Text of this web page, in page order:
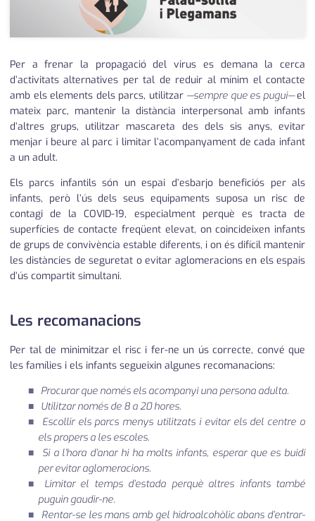
Per a frenar la propagació del virus es demana la cerca
d’activitats alternatives per tal de reduir al mínim el contacte
amb els elements dels parcs, utilitzar —sempre que es pugui—el
mateix parc, mantenir la distància interpersonal amb infants
d’altres grups, utilitzar mascareta des dels sis anys, evitar
menjar i beure al parc i limitar l’acompanyament de cada infant
a un adult.
Els parcs infantils són un espai d’esbarjo beneficiós per als
infants, però l’ús dels seus equipaments suposa un risc de
contagi de la COVID-19, especialment perquè es tracta de
superfícies de contacte freqüent elevat, on coincideixen infants
de grups de convivència estable diferents, i on és difícil mantenir
les distàncies de seguretat o evitar aglomeracions en els espais
d’ús compartit simultani.
Les recomanacions
Per tal de minimitzar el risc i fer-ne un ús correcte, convé que
les famílies i els infants segueixin algunes recomanacions:
Procurar que només els acompanyi una persona adulta.
Utilitzar només de 8 a 20 hores.
Escollir els parcs menys utilitzats i evitar els del centre o
els propers a les escoles.
Si a l’hora d’anar hi ha molts infants, esperar que es buidi
per evitar aglomeracions.
Limitar el temps d’estada perquè altres infants també
puguin gaudir-ne.
Rentar-se les mans amb gel hidroalcohòlic abans d’entrar-